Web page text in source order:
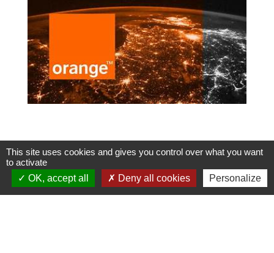
This site uses cookies and gives you control over what you want
to activate
OK, accept all
Deny all cookies Personalize